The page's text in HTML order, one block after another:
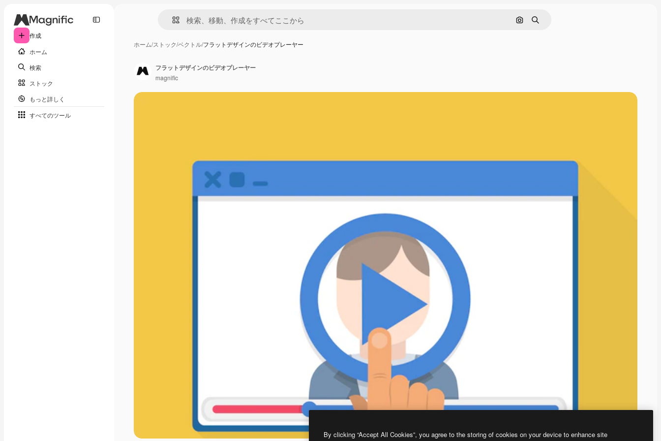
作成
ホーム
検索
ストック
もっと詳しく
すべてのツール
画像で検索
検索
ホーム/ストック/ベクトル/フラットデザインのビデオプレーヤー
フラットデザインのビデオプレーヤー
magnific
By clicking “Accept All Cookies”, you agree to the storing of cookies on your device to enhance site